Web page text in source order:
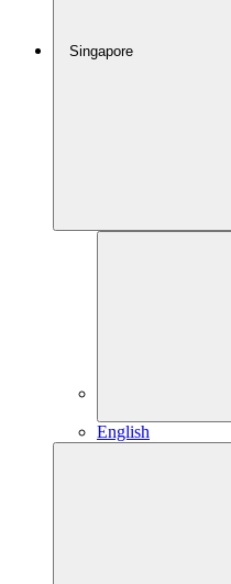
Singapore
English